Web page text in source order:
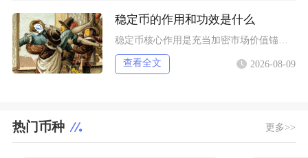
稳定币的作用和功效是什么
查看全文 2026-08-09
热门币种 更多>>